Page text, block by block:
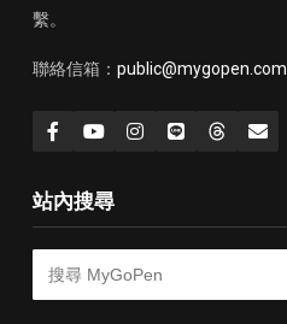
繫。
聯絡信箱： public@mygopen.com
站內搜尋